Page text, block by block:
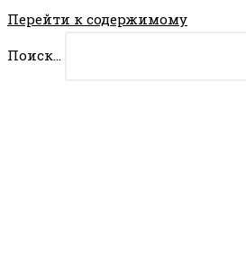
Перейти к содержимому
Поиск...